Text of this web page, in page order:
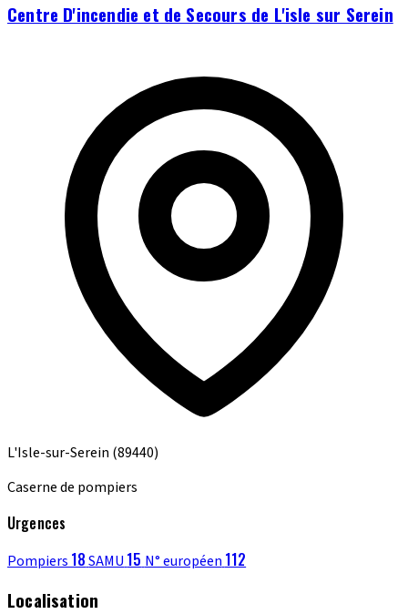
Centre D'incendie et de Secours de L'isle sur Serein
L'Isle-sur-Serein (89440)
Caserne de pompiers
Urgences
Pompiers 18SAMU 15 N° européen 112
Localisation